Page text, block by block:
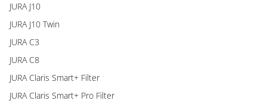
JURA J10
JURA J10 Twin
JURA C3
JURA C8
JURA Claris Smart+ Filter
JURA Claris Smart+ Pro Filter